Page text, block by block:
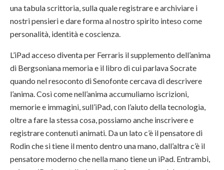
una tabula scrittoria, sulla quale registrare e archiviare i
nostri pensieri e dare forma al nostro spirito inteso come
personalità, identità e coscienza.
L’iPad acceso diventa per Ferraris il supplemento dell’anima
di Bergsoniana memoria e il libro di cui parlava Socrate
quando nel resoconto di Senofonte cercava di descrivere
l’anima. Così come nell’anima accumuliamo iscrizioni,
memorie e immagini, sull’iPad, con l’aiuto della tecnologia,
oltre a fare la stessa cosa, possiamo anche inscrivere e
registrare contenuti animati. Da un lato c’è il pensatore di
Rodin che si tiene il mento dentro una mano, dall’altra c’è il
pensatore moderno che nella mano tiene un iPad. Entrambi,